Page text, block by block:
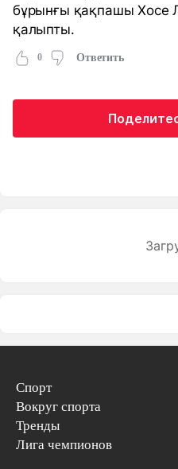
бұрынғы қақпашы Хосе
қалыпты.
0 Ответить
Спорт
Вокруг спорта
Тренды
Лига чемпионов